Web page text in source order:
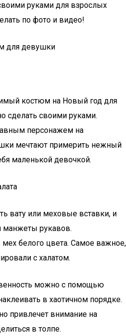
руками для взрослых
по фото и видео!
для девушки
костюм на Новый год для
сделать своими руками.
персонажем на
мечтают примерить нежный
маленькой девочкой.
вату или меховые вставки, и
манжеты рукавов.
белого цвета. Самое важное,
с халатом.
можно с помощью
в хаотичном порядке.
привлечет внимание на
в толпе.